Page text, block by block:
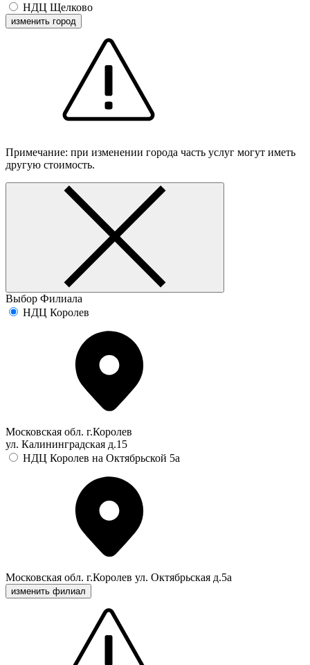
НДЦ Щелково
изменить город
Примечание: при изменении города часть услуг могут иметь
другую стоимость.
Выбор Филиала
НДЦ Королев
Московская обл. г.Королев
ул. Калининградская д.15
НДЦ Королев на Октябрьской 5а
Московская обл. г.Королев ул. Октябрьская д.5а
изменить филиал